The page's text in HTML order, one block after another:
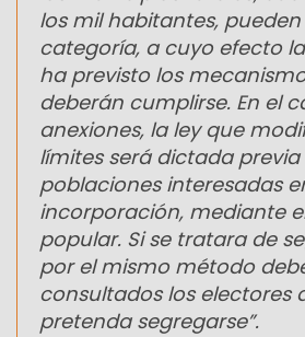
los mil habitantes,
categoría, a cuyo efecto
ha previsto los
deberán cumplirse. En el
anexiones, la ley que
límites será dictada
poblaciones interesadas
incorporación, mediante
popular. Si se tratara de
por el mismo método
consultados los electores
pretenda segregarse”.